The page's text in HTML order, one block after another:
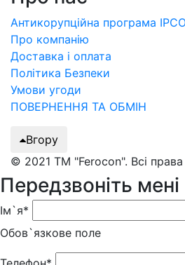
Антикорупційна програма
Про компанію
Доставка і оплата
Політика Безпеки
Умови угоди
ПОВЕРНЕННЯ ТА ОБМІН
Вгору
© 2021 ТМ "Ferocon". Всі права
Передзвоніть мені
Ім`я*
Обов`язкове поле